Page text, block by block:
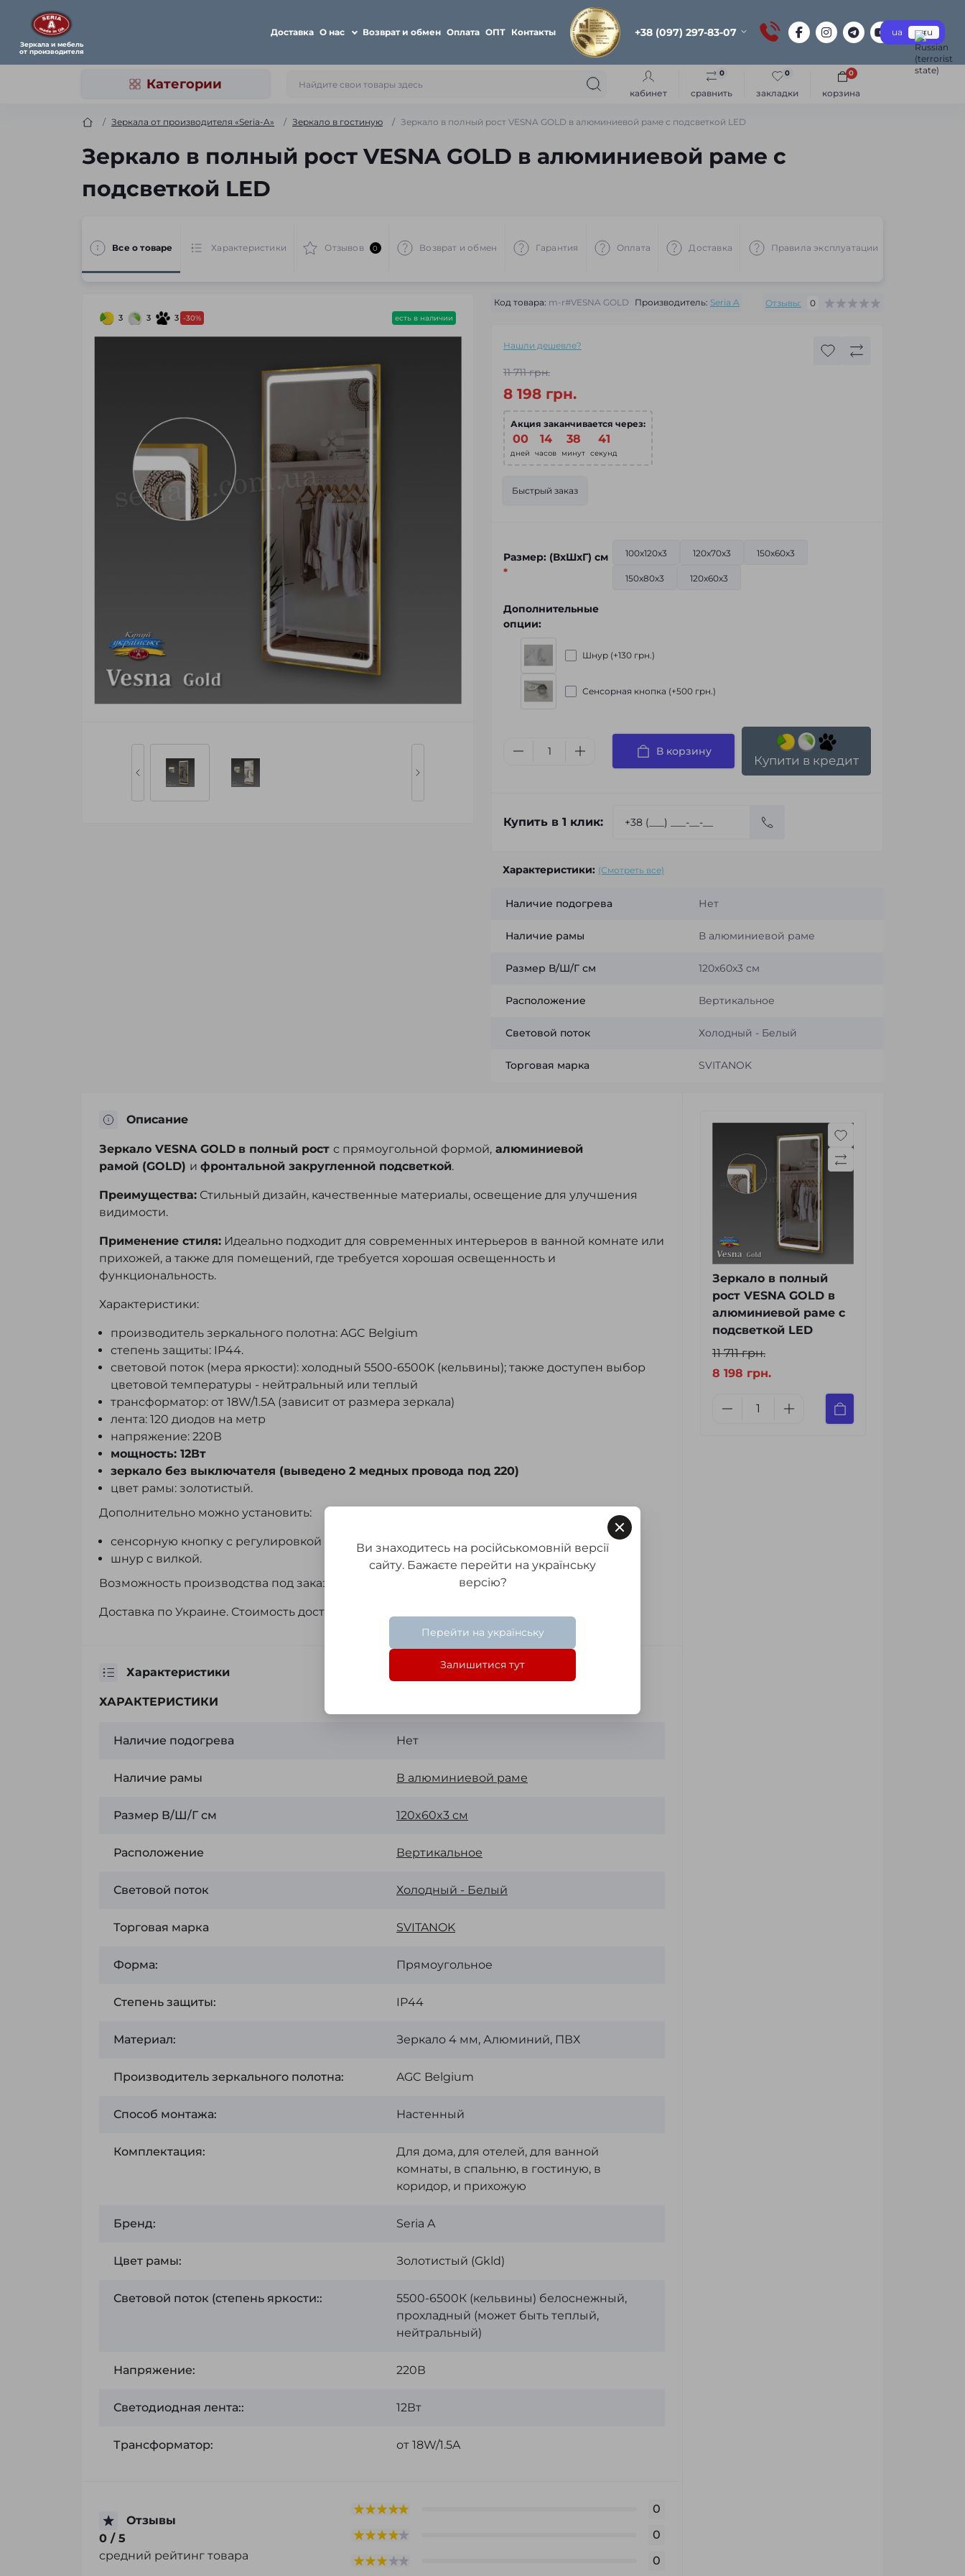
Зеркала и мебель
от производителя
Доставка О нас Возврат и обмен Оплата ОПТ Контакты +38 (097) 297-83-07 ua ru
Категории
кабинет сравнить
0
закладки
0
корзина
0
Зеркала от производителя «Seria-A» Зеркало в гостиную Зеркало в полный рост VESNA GOLD в алюминиевой раме с подсветкой LED
Зеркало в полный рост VESNA GOLD в алюминиевой раме с
подсветкой LED
Все о товаре Характеристики Отзывов 0 Возврат и обмен Гарантия Оплата Доставка Правила эксплуатации
3 3 3 -30% есть в наличии
Код товара: m-r#VESNA GOLD Производитель: Seria A Отзывы: 0
Нашли дешевле?
11 711 грн.
8 198 грн.
Акция заканчивается через:
00
дней
14
часов
38
минут
40
секунд
Быстрый заказ
Размер: (ВхШхГ) см
*
100x120x3 120x70x3 150x60x3
150x80x3 120x60x3
Дополнительные
опции:
Шнур (+130 грн.)
Сенсорная кнопка (+500 грн.)
В корзину
Купити в кредит
Купить в 1 клик:
Характеристики: (Смотреть все)
Наличие подогрева Нет
Наличие рамы В алюминиевой раме
Размер В/Ш/Г см 120x60x3 см
Расположение Вертикальное
Световой поток Холодный - Белый
Торговая марка SVІTANOK
Описание
Зеркало VESNA GOLD в полный рост с прямоугольной формой, алюминиевой
рамой (GOLD) и фронтальной закругленной подсветкой.
Преимущества: Стильный дизайн, качественные материалы, освещение для улучшения
видимости.
Применение стиля: Идеально подходит для современных интерьеров в ванной комнате или
прихожей, а также для помещений, где требуется хорошая освещенность и
функциональность.
Характеристики:
производитель зеркального полотна: AGC Belgium
степень защиты: IP44.
световой поток (мера яркости): холодный 5500-6500K (кельвины); также доступен выбор
цветовой температуры - нейтральный или теплый
трансформатор: от 18W/1.5A (зависит от размера зеркала)
лента: 120 диодов на метр
напряжение: 220В
мощность: 12Вт
зеркало без выключателя (выведено 2 медных провода под 220)
цвет рамы: золотистый.
Дополнительно можно установить:
сенсорную кнопку с регулировкой яркости;
шнур с вилкой.
Возможность производства под заказ в кротчайшие сроки.
Доставка по Украине. Стоимость доставки согласно тарифам «Новой Почты»
Характеристики
ХАРАКТЕРИСТИКИ
Наличие подогрева Нет
Наличие рамы В алюминиевой раме
Размер В/Ш/Г см 120x60x3 см
Расположение Вертикальное
Световой поток Холодный - Белый
Торговая марка SVІTANOK
Форма: Прямоугольное
Степень защиты: IP44
Материал: Зеркало 4 мм, Алюминий, ПВХ
Производитель зеркального полотна: AGC Belgium
Способ монтажа: Настенный
Комплектация:
Для дома, для отелей, для ванной
комнаты, в спальню, в гостиную, в
коридор, и прихожую
Бренд: Seria A
Цвет рамы: Золотистый (Gkld)
Световой поток (степень яркости::
5500-6500К (кельвины) белоснежный,
прохладный (может быть теплый,
нейтральный)
Напряжение: 220В
Светодиодная лента:: 12Вт
Трансформатор: от 18W/1.5A
Отзывы
0 / 5
средний рейтинг товара
0
0
0
Зеркало в полный
рост VESNA GOLD в
алюминиевой раме с
подсветкой LED
11 711 грн.
8 198 грн.
Ви знаходитесь на російськомовній версії
сайту. Бажаєте перейти на українську
версію?
Перейти на українську
Залишитися тут